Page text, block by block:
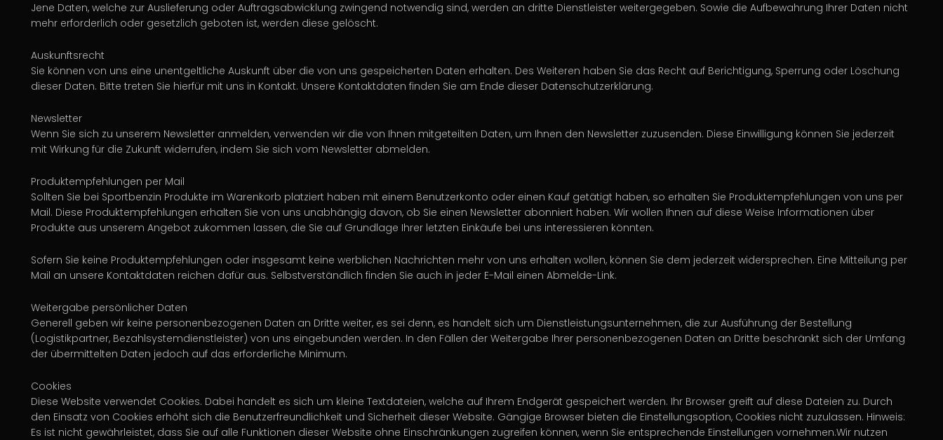
Jene Daten, welche zur Auslieferung oder Auftragsabwicklung zwingend notwendig sind, werden an dritte Dienstleister weitergegeben. Sowie die Aufbewahrung Ihrer Daten nicht
mehr erforderlich oder gesetzlich geboten ist, werden diese gelöscht.
Auskunftsrecht
Sie können von uns eine unentgeltliche Auskunft über die von uns gespeicherten Daten erhalten. Des Weiteren haben Sie das Recht auf Berichtigung, Sperrung oder Löschung
dieser Daten. Bitte treten Sie hierfür mit uns in Kontakt. Unsere Kontaktdaten finden Sie am Ende dieser Datenschutzerklärung.
Newsletter
Wenn Sie sich zu unserem Newsletter anmelden, verwenden wir die von Ihnen mitgeteilten Daten, um Ihnen den Newsletter zuzusenden. Diese Einwilligung können Sie jederzeit
mit Wirkung für die Zukunft widerrufen, indem Sie sich vom Newsletter abmelden.
Produktempfehlungen per Mail
Sollten Sie bei Sportbenzin Produkte im Warenkorb platziert haben mit einem Benutzerkonto oder einen Kauf getätigt haben, so erhalten Sie Produktempfehlungen von uns per
Mail. Diese Produktempfehlungen erhalten Sie von uns unabhängig davon, ob Sie einen Newsletter abonniert haben. Wir wollen Ihnen auf diese Weise Informationen über
Produkte aus unserem Angebot zukommen lassen, die Sie auf Grundlage Ihrer letzten Einkäufe bei uns interessieren könnten.
Sofern Sie keine Produktempfehlungen oder insgesamt keine werblichen Nachrichten mehr von uns erhalten wollen, können Sie dem jederzeit widersprechen. Eine Mitteilung per
Mail an unsere Kontaktdaten reichen dafür aus. Selbstverständlich finden Sie auch in jeder E-Mail einen Abmelde-Link.
Weitergabe persönlicher Daten
Generell geben wir keine personenbezogenen Daten an Dritte weiter, es sei denn, es handelt sich um Dienstleistungsunternehmen, die zur Ausführung der Bestellung
(Logistikpartner, Bezahlsystemdienstleister) von uns eingebunden werden. In den Fällen der Weitergabe Ihrer personenbezogenen Daten an Dritte beschränkt sich der Umfang
der übermittelten Daten jedoch auf das erforderliche Minimum.
Cookies
Diese Website verwendet Cookies. Dabei handelt es sich um kleine Textdateien, welche auf Ihrem Endgerät gespeichert werden. Ihr Browser greift auf diese Dateien zu. Durch
den Einsatz von Cookies erhöht sich die Benutzerfreundlichkeit und Sicherheit dieser Website. Gängige Browser bieten die Einstellungsoption, Cookies nicht zuzulassen. Hinweis:
Es ist nicht gewährleistet, dass Sie auf alle Funktionen dieser Website ohne Einschränkungen zugreifen können, wenn Sie entsprechende Einstellungen vornehmen.Wir nutzen